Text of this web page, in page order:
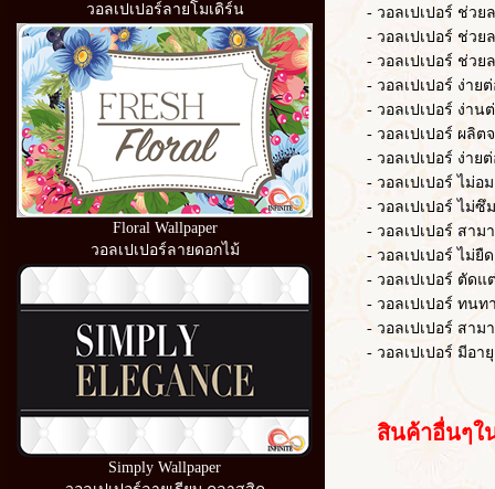
วอลเปเปอร์ลายโมเดิร์น
Floral Wallpaper
วอลเปเปอร์ลายดอกไม้
Simply Wallpaper
- วอลเปเปอร์ ช่วยลด
- วอลเปเปอร์ ช่วยล
- วอลเปเปอร์ ช่วยลด
- วอลเปเปอร์ ง่ายต่
- วอลเปเปอร์ ง่านต่
- วอลเปเปอร์ ผลิตจ
- วอลเปเปอร์ ง่ายต่
- วอลเปเปอร์ ไม่อ
- วอลเปเปอร์ ไม่ซึ
- วอลเปเปอร์ สามาร
- วอลเปเปอร์ ไม่ยืด
- วอลเปเปอร์ ตัดแต่
- วอลเปเปอร์ ทนท
- วอลเปเปอร์ สามา
- วอลเปเปอร์ มีอายุ
สินค้าอื่นๆใน